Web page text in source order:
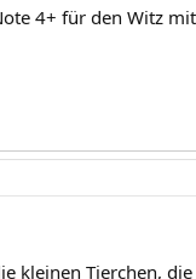
4+ für den Witz
kleinen Tierchen,